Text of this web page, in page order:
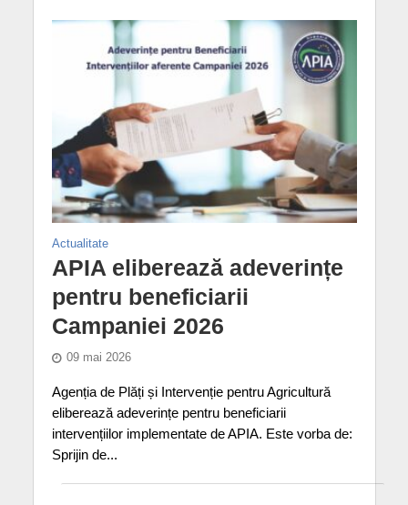
Actualitate
APIA eliberează adeverințe
pentru beneficiarii
Campaniei 2026
09 mai 2026
Agenția de Plăți și Intervenție pentru Agricultură
eliberează adeverințe pentru beneficiarii
intervențiilor implementate de APIA. Este vorba de:
Sprijin de...